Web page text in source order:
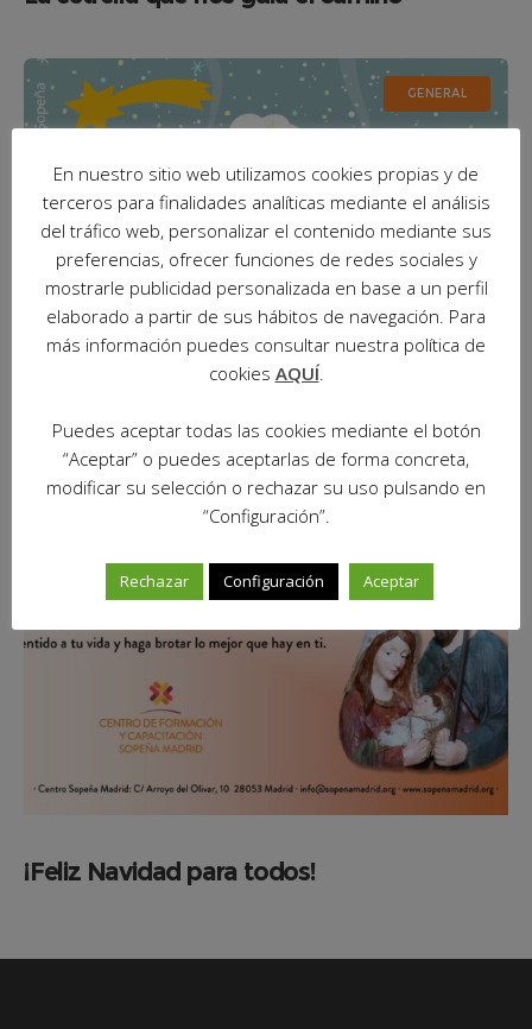
GENERAL
¡Feliz Navidad y un 2022 lleno de
oportunidades!
¡Feliz Navidad para todos!
En nuestro sitio web utilizamos cookies propias y de
terceros para finalidades analíticas mediante el análisis
del tráfico web, personalizar el contenido mediante sus
preferencias, ofrecer funciones de redes sociales y
mostrarle publicidad personalizada en base a un perfil
elaborado a partir de sus hábitos de navegación. Para
más información puedes consultar nuestra política de
cookies AQUÍ.
Puedes aceptar todas las cookies mediante el botón
“Aceptar” o puedes aceptarlas de forma concreta,
modificar su selección o rechazar su uso pulsando en
“Configuración”.
Rechazar Configuración Aceptar